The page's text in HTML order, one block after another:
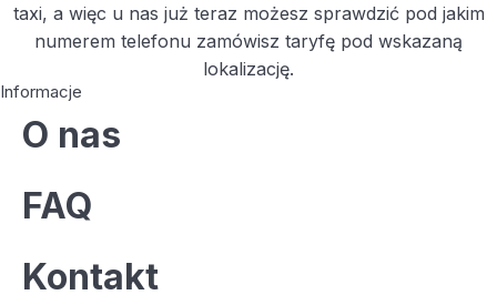
taxi, a więc u nas już teraz możesz sprawdzić pod jakim
numerem telefonu zamówisz taryfę pod wskazaną
lokalizację.
Informacje
O nas
FAQ
Kontakt